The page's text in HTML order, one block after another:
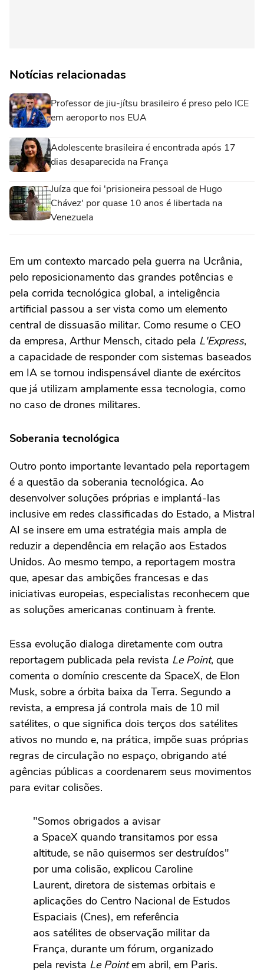
Notícias relacionadas
Professor de jiu-jítsu brasileiro é preso pelo ICE
em aeroporto nos EUA
Adolescente brasileira é encontrada após 17
dias desaparecida na França
Juíza que foi 'prisioneira pessoal de Hugo
Chávez' por quase 10 anos é libertada na
Venezuela
Em um contexto marcado pela guerra na Ucrânia,
pelo reposicionamento das grandes potências e
pela corrida tecnológica global, a inteligência
artificial passou a ser vista como um elemento
central de dissuasão militar. Como resume o CEO
da empresa, Arthur Mensch, citado pela L'Express,
a capacidade de responder com sistemas baseados
em IA se tornou indispensável diante de exércitos
que já utilizam amplamente essa tecnologia, como
no caso de drones militares.
Soberania tecnológica
Outro ponto importante levantado pela reportagem
é a questão da soberania tecnológica. Ao
desenvolver soluções próprias e implantá-las
inclusive em redes classificadas do Estado, a Mistral
AI se insere em uma estratégia mais ampla de
reduzir a dependência em relação aos Estados
Unidos. Ao mesmo tempo, a reportagem mostra
que, apesar das ambições francesas e das
iniciativas europeias, especialistas reconhecem que
as soluções americanas continuam à frente.
Essa evolução dialoga diretamente com outra
reportagem publicada pela revista Le Point, que
comenta o domínio crescente da SpaceX, de Elon
Musk, sobre a órbita baixa da Terra. Segundo a
revista, a empresa já controla mais de 10 mil
satélites, o que significa dois terços dos satélites
ativos no mundo e, na prática, impõe suas próprias
regras de circulação no espaço, obrigando até
agências públicas a coordenarem seus movimentos
para evitar colisões.
"Somos obrigados a avisar
a SpaceX quando transitamos por essa
altitude, se não quisermos ser destruídos"
por uma colisão, explicou Caroline
Laurent, diretora de sistemas orbitais e
aplicações do Centro Nacional de Estudos
Espaciais (Cnes), em referência
aos satélites de observação militar da
França, durante um fórum, organizado
pela revista Le Pointem abril, em Paris.